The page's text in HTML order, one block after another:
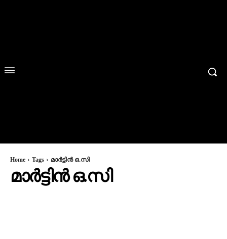
Home Tags മാർട്ടിൻ ഒ.സി
മാർട്ടിൻ ഒ.സി